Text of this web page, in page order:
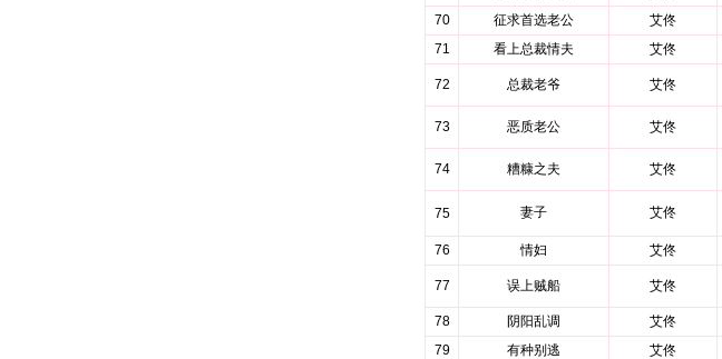
70
征求首选老公 艾佟
71
看上总裁情夫 艾佟
72 总裁老爷 艾佟
73 恶质老公 艾佟
74 糟糠之夫 艾佟
75 妻子 艾佟
76 情妇 艾佟
77 误上贼船 艾佟
78 阴阳乱调 艾佟
79
有种别逃 艾佟